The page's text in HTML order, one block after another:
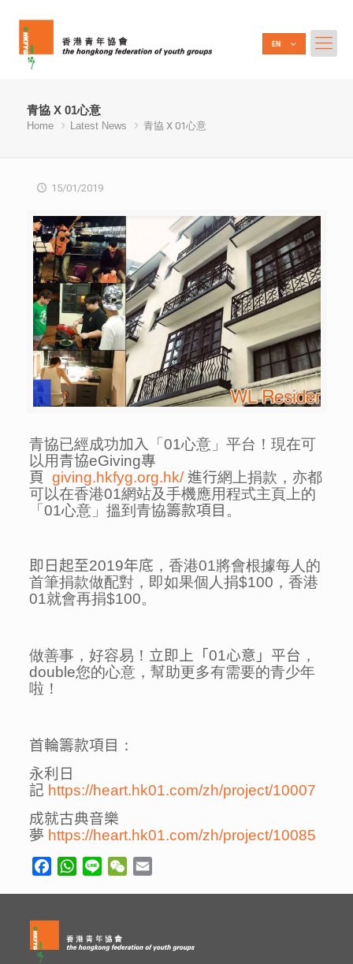
青協 X 01心意
Home Latest News 青協 X 01心意
15/01/2019
青協已經成功加入 「01心意」平台！現在可
以用青協eGiving專
頁 giving.hkfyg.org.hk/進行網上捐款，亦都
可以在香港01網站及手機應用程式主頁上的
「01心意」搵到青協籌款項目 。
即日起至2019年底 ，香港01將會根據每人的
首筆捐款做配對，即如果個人捐$100 ，香港
01就會再捐$100。
做善事，好容易！ 立即上「01心意」平台 ，
double您的心意，幫助更多有需要的青少年
啦！
首輪籌款項目 ：
永利日
記 https://heart.hk01.com/zh/project/10007
成就古典音樂
夢 https://heart.hk01.com/zh/project/10085
FacebookWhatsApp
Line WeChat